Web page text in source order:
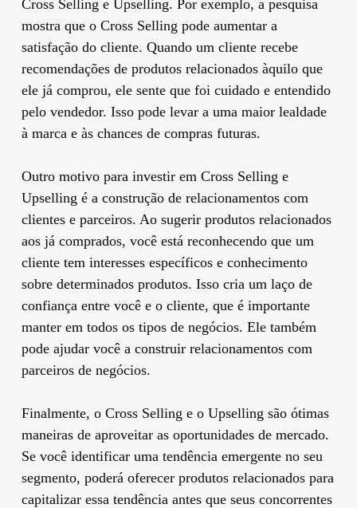
Cross Selling e Upselling. Por exemplo, a pesquisa
mostra que o Cross Selling pode aumentar a
satisfação do cliente. Quando um cliente recebe
recomendações de produtos relacionados àquilo que
ele já comprou, ele sente que foi cuidado e entendido
pelo vendedor. Isso pode levar a uma maior lealdade
à marca e às chances de compras futuras.
Outro motivo para investir em Cross Selling e
Upselling é a construção de relacionamentos com
clientes e parceiros. Ao sugerir produtos relacionados
aos já comprados, você está reconhecendo que um
cliente tem interesses específicos e conhecimento
sobre determinados produtos. Isso cria um laço de
confiança entre você e o cliente, que é importante
manter em todos os tipos de negócios. Ele também
pode ajudar você a construir relacionamentos com
parceiros de negócios.
Finalmente, o Cross Selling e o Upselling são ótimas
maneiras de aproveitar as oportunidades de mercado.
Se você identificar uma tendência emergente no seu
segmento, poderá oferecer produtos relacionados para
capitalizar essa tendência antes que seus concorrentes